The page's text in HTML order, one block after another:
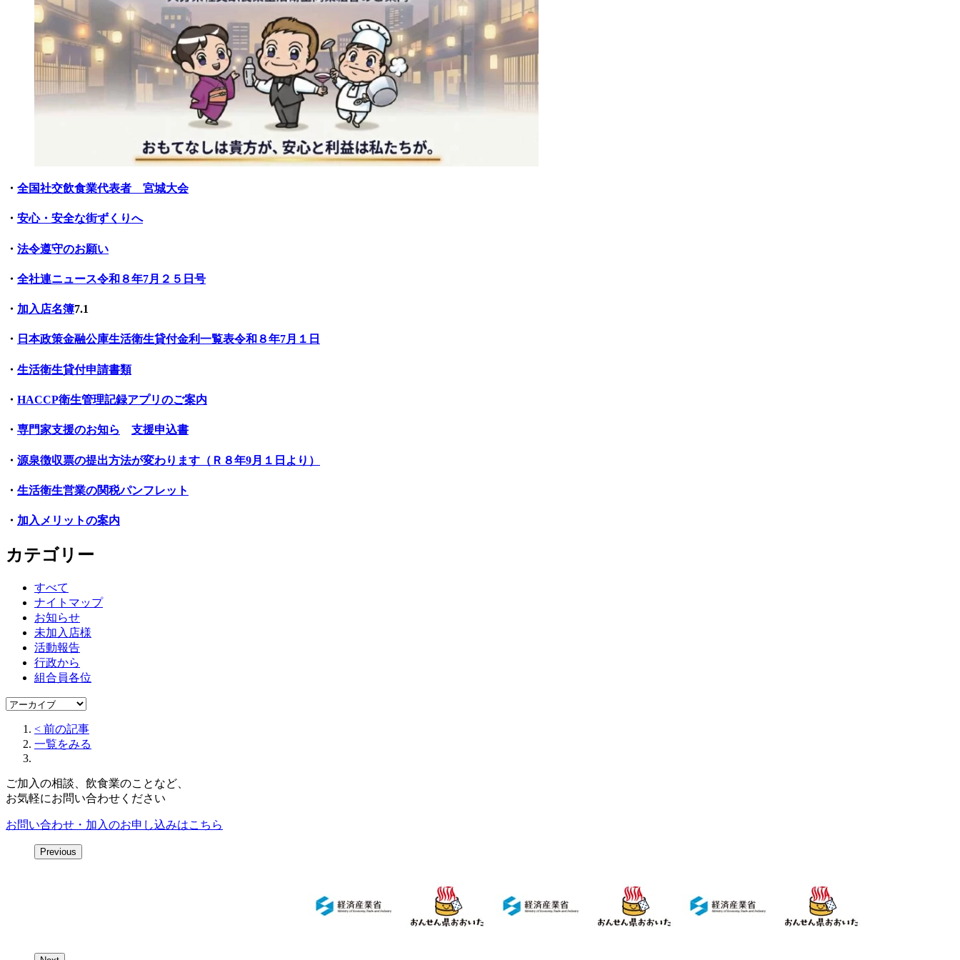
・ 全国社交飲食業代表者 宮城大会
・ 安心・安全な街ずくりへ
・ 法令遵守のお願い
・ 全社連ニュース令和８年7月２５日号
・ 加入店名簿7.1
・ 日本政策金融公庫生活衛生貸付金利一覧表令和８年7月１日
・ 生活衛生貸付申請書類
・ HACCP衛生管理記録アプリのご案内
・ 専門家支援のお知ら 支援申込書
・ 源泉徴収票の提出方法が変わります（Ｒ８年9月１日より）
・ 生活衛生営業の関税パンフレット
・ 加入メリットの案内
カテゴリー
すべて
ナイトマップ
お知らせ
未加入店様
活動報告
行政から
組合員各位
< 前の記事
一覧をみる
ご加入の相談、飲食業のことなど、
お気軽にお問い合わせください
お問い合わせ・加入のお申し込みはこちら
Previous